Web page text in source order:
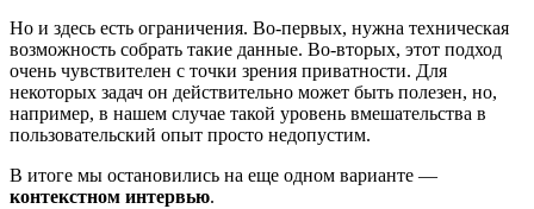
Но и здесь есть ограничения. Во-первых, нужна техническая
возможность собрать такие данные. Во-вторых, этот подход
очень чувствителен с точки зрения приватности. Для
некоторых задач он действительно может быть полезен, но,
например, в нашем случае такой уровень вмешательства в
пользовательский опыт просто недопустим.
В итоге мы остановились на еще одном варианте —
контекстном интервью.